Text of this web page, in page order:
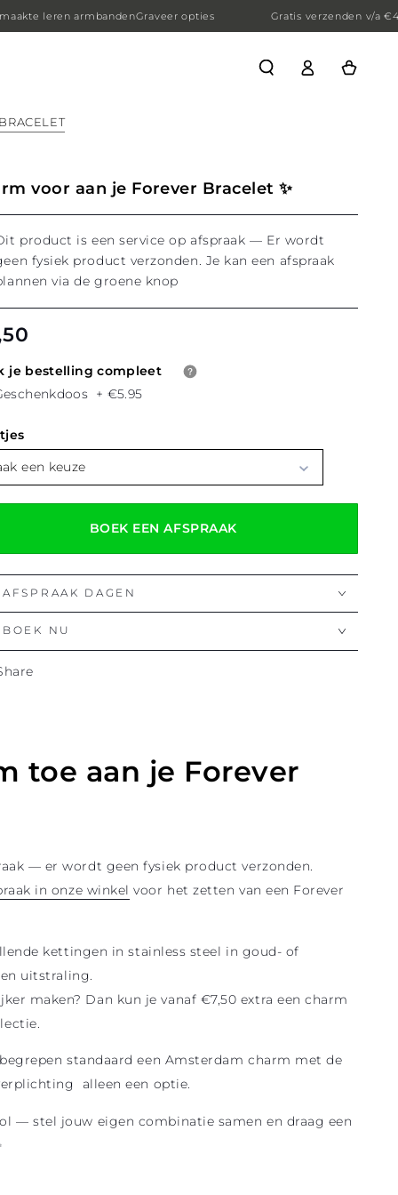
leren armbandenGraveer opties Gratis verzenden v/a €45!
Winkelwagen
voor aan je Forever Bracelet ✨
product is een service op afspraak — Er wordt
fysiek product verzonden. Je kan een afspraak
via de groene knop
je bestelling compleet
+ €5.95
een keuze
BOEK EEN AFSPRAAK
AFSPRAAK DAGEN
BOEK NU
toe aan je Forever
— er wordt geen fysiek product verzonden.
in onze winkel voor het zetten van een Forever
kettingen in stainless steel in goud- of
uitstraling.
maken? Dan kun je vanaf €7,50 extra een charm
standaard een Amsterdam charm met de
alleen een optie.
— stel jouw eigen combinatie samen en draag een